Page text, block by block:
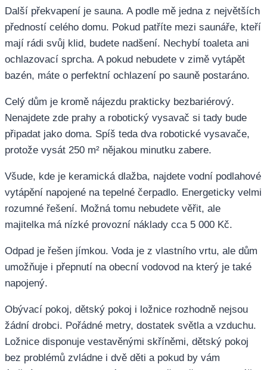
Další překvapení je sauna. A podle mě jedna z největších
předností celého domu. Pokud patříte mezi saunáře, kteří
mají rádi svůj klid, budete nadšení. Nechybí toaleta ani
ochlazovací sprcha. A pokud nebudete v zimě vytápět
bazén, máte o perfektní ochlazení po sauně postaráno.
Celý dům je kromě nájezdu prakticky bezbariérový.
Nenajdete zde prahy a robotický vysavač si tady bude
připadat jako doma. Spíš teda dva robotické vysavače,
protože vysát 250 m² nějakou minutku zabere.
Všude, kde je keramická dlažba, najdete vodní podlahové
vytápění napojené na tepelné čerpadlo. Energeticky velmi
rozumné řešení. Možná tomu nebudete věřit, ale
majitelka má nízké provozní náklady cca 5 000 Kč.
Odpad je řešen jímkou. Voda je z vlastního vrtu, ale dům
umožňuje i přepnutí na obecní vodovod na který je také
napojený.
Obývací pokoj, dětský pokoj i ložnice rozhodně nejsou
žádní drobci. Pořádné metry, dostatek světla a vzduchu.
Ložnice disponuje vestavěnými skříněmi, dětský pokoj
bez problémů zvládne i dvě děti a pokud by vám